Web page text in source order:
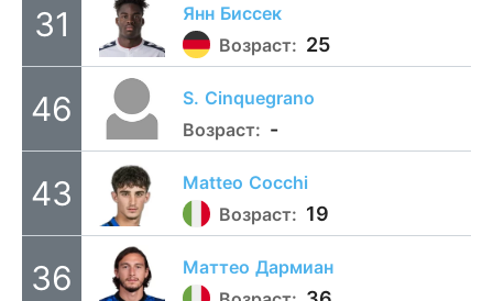
31 Янн Биссек
Возраст: 25
46 S. Cinquegrano
Возраст: -
43 Matteo Cocchi
Возраст: 19
36 Маттео Дармиан